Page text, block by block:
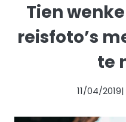
Tien
reisfoto’s
te
11/04/2019